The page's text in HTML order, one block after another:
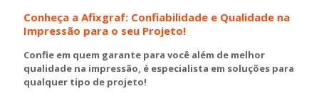
Conheça a Afixgraf: Confiabilidade e Qualidade na
Impressão para o seu Projeto!
Confie em quem garante para você além de melhor
qualidade na impressão, é especialista em soluções para
qualquer tipo de projeto!